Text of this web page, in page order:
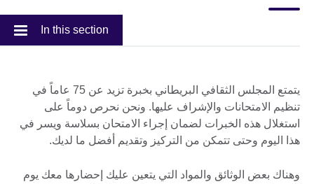
In this section
يتمتع المجلس الثقافي البريطاني بخبرة تزيد عن 75 عاماً في
تنظيم الامتحانات والإشراف عليها. ونحن نحرص دوماً على
استغلال هذه الخبرات لضمان إجراء الامتحان بسلاسة ويسر في
هذا اليوم وحتى تتمكن من التركيز وتقديم أفضل ما لديك.
وهناك بعض الوثائق والمواد التي يتعين عليك إحضارها معك يوم